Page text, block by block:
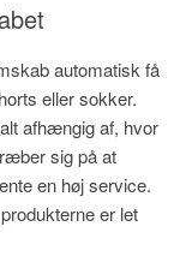
automatisk få
eller sokker.
afhængig af, hvor
sig på at
en høj service.
er let